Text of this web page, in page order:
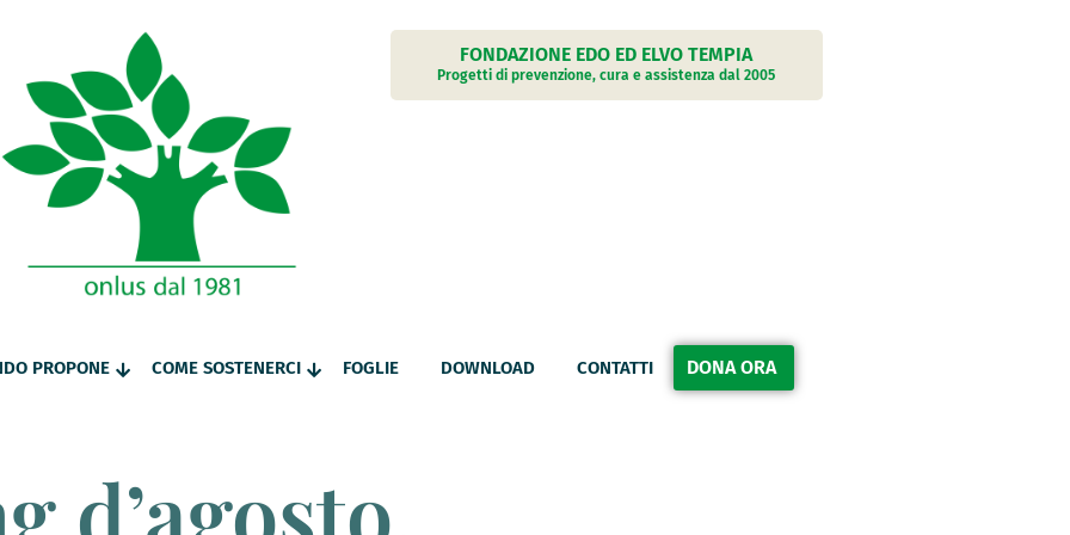
FONDAZIONE EDO ED ELVO TEMPIA
Progetti di prevenzione, cura e assistenza dal 2005
PROPONE COME SOSTENERCI FOGLIE DOWNLOAD CONTATTI DONA ORA
Polizze assicurative
Versamenti con bollettino postale
Diventa sostenitore regolare
d’agosto,